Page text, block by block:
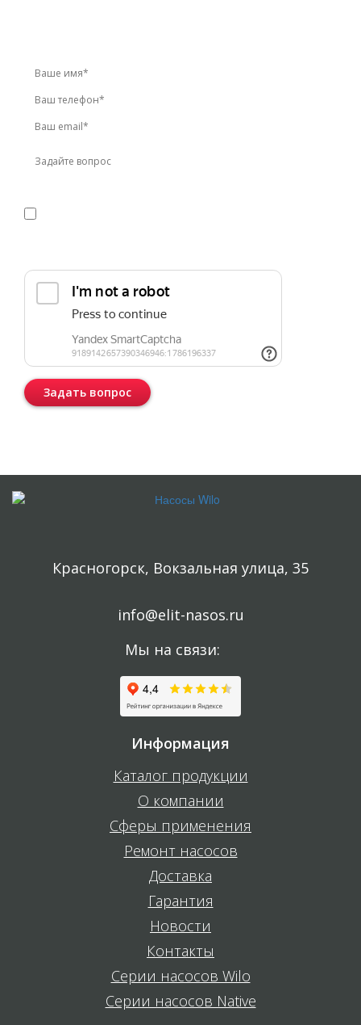
Задать вопрос
Красногорск, Вокзальная улица, 35
info@elit-nasos.ru
Мы на связи:
Информация
Каталог продукции
О компании
Сферы применения
Ремонт насосов
Доставка
Гарантия
Новости
Контакты
Серии насосов Wilo
Серии насосов Native